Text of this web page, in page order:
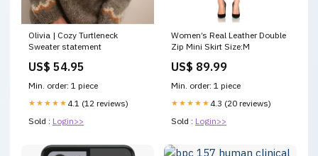
Olivia | Cozy Turtleneck
Sweater statement
US$ 54.95
Min. order: 1 piece
★★★★★ 4.1 (12 reviews)
Sold : Login>>
Women’s Real Leather Double
Zip Mini Skirt Size:M
US$ 89.99
Min. order: 1 piece
★★★★★ 4.3 (20 reviews)
Sold : Login>>